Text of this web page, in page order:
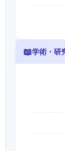
📖学術・研